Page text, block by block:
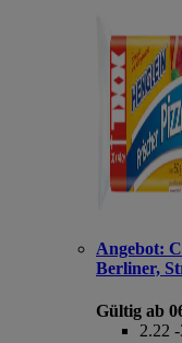
Angebot:
Berliner,
Gültig ab
2.22